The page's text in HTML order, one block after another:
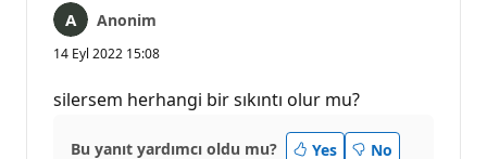
Anonim
14 Eyl 2022 15:08
silersem herhangi bir sıkıntı olur mu?
Bu yanıt yardımcı oldu mu? Yes No